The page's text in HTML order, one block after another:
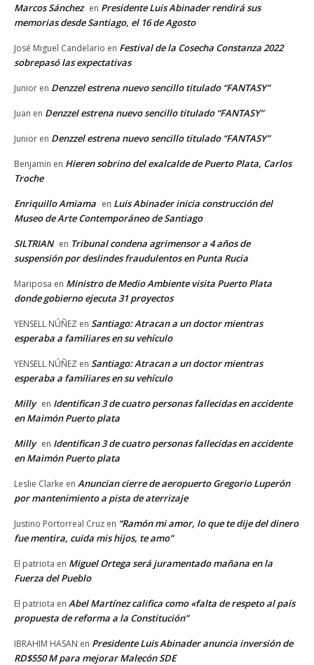
Marcos Sánchez en Presidente Luis Abinader rendirá sus
memorias desde Santiago, el 16 de Agosto
José Miguel Candelario en Festival de la Cosecha Constanza 2022
sobrepasó las expectativas
Junior en Denzzel estrena nuevo sencillo titulado “FANTASY”
Juan en Denzzel estrena nuevo sencillo titulado “FANTASY”
Junior en Denzzel estrena nuevo sencillo titulado “FANTASY”
Benjamin en Hieren sobrino del exalcalde de Puerto Plata, Carlos
Troche
Enriquillo Amiama en Luis Abinader inicia construcción del
Museo de Arte Contemporáneo de Santiago
SILTRIAN en Tribunal condena agrimensor a 4 años de
suspensión por deslindes fraudulentos en Punta Rucia
Mariposa en Ministro de Medio Ambiente visita Puerto Plata
donde gobierno ejecuta 31 proyectos
YENSELL NÚÑEZ en Santiago: Atracan a un doctor mientras
esperaba a familiares en su vehículo
YENSELL NÚÑEZ en Santiago: Atracan a un doctor mientras
esperaba a familiares en su vehículo
Milly en Identifican 3 de cuatro personas fallecidas en accidente
en Maimón Puerto plata
Milly en Identifican 3 de cuatro personas fallecidas en accidente
en Maimón Puerto plata
Leslie Clarke en Anuncian cierre de aeropuerto Gregorio Luperón
por mantenimiento a pista de aterrizaje
Justino Portorreal Cruz en “Ramón mi amor, lo que te dije del dinero
fue mentira, cuida mis hijos, te amo”
El patriota en Miguel Ortega será juramentado mañana en la
Fuerza del Pueblo
El patriota en Abel Martínez califica como «falta de respeto al país
propuesta de reforma a la Constitución”
IBRAHIM HASAN en Presidente Luis Abinader anuncia inversión de
RD$550 M para mejorar Malecón SDE